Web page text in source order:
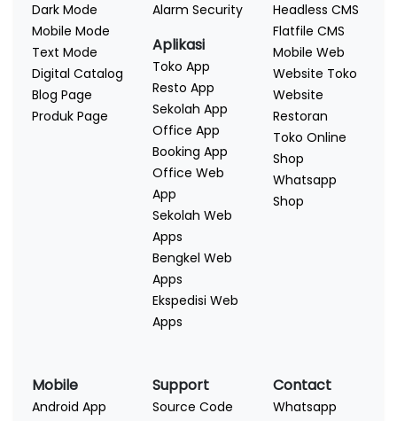
Dark Mode
Mobile Mode
Text Mode
Digital Catalog
Blog Page
Produk Page
Alarm Security
Aplikasi
Toko App
Resto App
Sekolah App
Office App
Booking App
Office Web
App
Sekolah Web
Apps
Bengkel Web
Apps
Ekspedisi Web
Apps
Headless CMS
Flatfile CMS
Mobile Web
Website Toko
Website
Restoran
Toko Online
Shop
Whatsapp
Shop
Mobile
Android App
Support
Source Code
Contact
Whatsapp